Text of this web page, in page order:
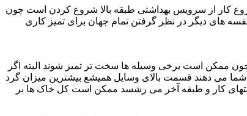
کار از سرویس بهداشتی طبقه بالا شروع کردن است چون
قفسه های دیگر در نظر گرفتن تمام جهان برای تمیز کاری
چون ممکن است برخی وسیله ها سخت تر تمیز شوند البته اگر
می دهند قسمت بالای وسایل همیشع بیشترین میزان گرد
انتهای کار و طبقه آخر می رشسد ممکن است کل خاک ها بر